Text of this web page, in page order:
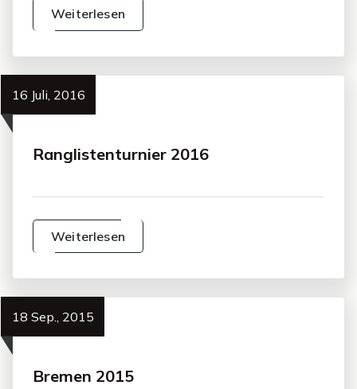
Weiterlesen
16 Juli, 2016
Ranglistenturnier 2016
Weiterlesen
18 Sep., 2015
Bremen 2015